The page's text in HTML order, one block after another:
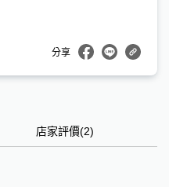
分享
店家評價(2)